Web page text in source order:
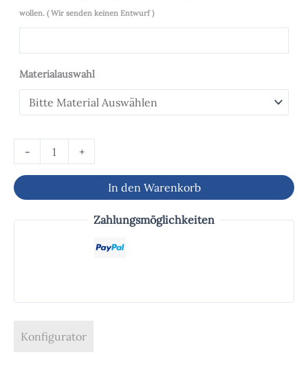
wollen. ( Wir senden keinen Entwurf )
Materialauswahl
- +
In den Warenkorb
Zahlungsmöglichkeiten
Konfigurator